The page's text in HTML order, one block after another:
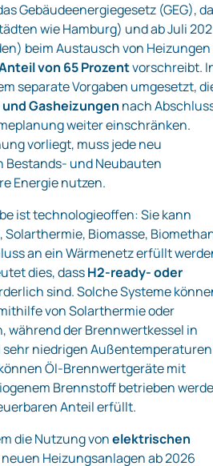
Gebäudeenergiegesetz (GEG),
wie Hamburg) und ab Juli
beim Austausch von Heizungen
von 65 Prozentvorschreibt.
separate Vorgaben umgesetzt,
und Gasheizungen nach
weiter einschränken.
vorliegt, muss jede neu
Bestands- und Neubauten
Energie nutzen.
ist technologieoffen: Sie kann
Biomasse,
an ein Wärmenetz erfüllt
dies, dassH2‑ready‑ oder
sind. Solche Systeme
von Solarthermie oder
während der Brennwertkessel in
sehr niedrigen Außentemperaturen
Öl‑Brennwertgeräte mit
Brennstoff betrieben
Anteil erfüllt.
die Nutzung vonelektrischen
Heizungsanlagen ab 2026